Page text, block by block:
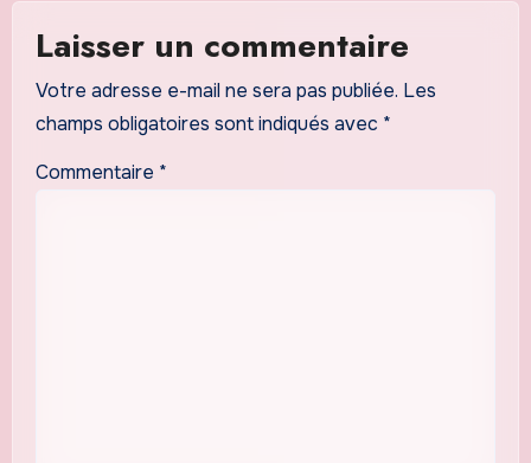
Laisser un commentaire
Votre adresse e-mail ne sera pas publiée. Les
champs obligatoires sont indiqués avec *
Commentaire *